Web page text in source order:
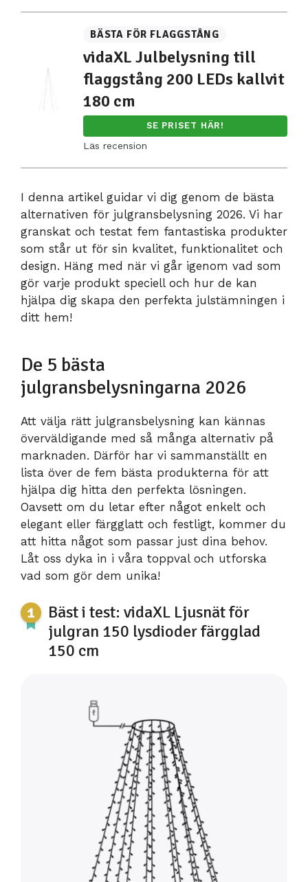
BÄSTA FÖR FLAGGSTÅNG
vidaXL Julbelysning till
flaggstång 200 LEDs kallvit
180 cm
SE PRISET HÄR!
Läs recension
I denna artikel guidar vi dig genom de bästa
alternativen för julgransbelysning 2026. Vi har
granskat och testat fem fantastiska produkter
som står ut för sin kvalitet, funktionalitet och
design. Häng med när vi går igenom vad som
gör varje produkt speciell och hur de kan
hjälpa dig skapa den perfekta julstämningen i
ditt hem!
De 5 bästa
julgransbelysningarna 2026
Att välja rätt julgransbelysning kan kännas
överväldigande med så många alternativ på
marknaden. Därför har vi sammanställt en
lista över de fem bästa produkterna för att
hjälpa dig hitta den perfekta lösningen.
Oavsett om du letar efter något enkelt och
elegant eller färgglatt och festligt, kommer du
att hitta något som passar just dina behov.
Låt oss dyka in i våra toppval och utforska
vad som gör dem unika!
Bäst i test: vidaXL Ljusnät för
julgran 150 lysdioder färgglad
150 cm